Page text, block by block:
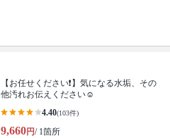
【お任せください❗️】気になる水垢、その
他汚れお伝えください☺
4.40(103件)
9,660円/ 1箇所